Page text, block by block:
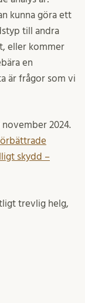
kunna göra ett
till andra
eller kommer
en
är frågor som vi
2024.
skydd –
trevlig helg,